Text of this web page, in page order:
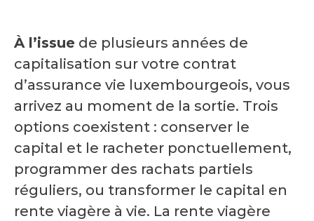
À l’issue de plusieurs années de
capitalisation sur votre contrat
d’assurance vie luxembourgeois, vous
arrivez au moment de la sortie. Trois
options coexistent : conserver le
capital et le racheter ponctuellement,
programmer des rachats partiels
réguliers, ou transformer le capital en
rente viagère à vie. La rente viagère